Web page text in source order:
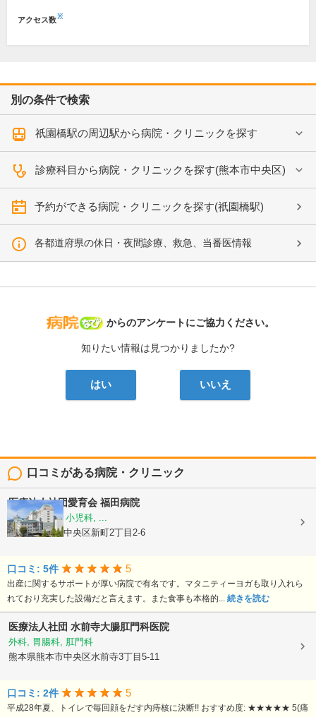
アクセス数※
別の条件で検索
祇園橋駅の周辺駅から病院・クリニックを探す
診療科目から病院・クリニックを探す(熊本市中央区)
予約ができる病院・クリニックを探す(祇園橋駅)
各都道府県の休日・夜間診療、救急、当番医情報
病院なび
からのアンケートにご協力ください。
知りたい情報は見つかりましたか?
はい いいえ
口コミがある病院・クリニック
医療法人社団愛育会 福田病院
産科, 婦人科, 小児科, ...
熊本県熊本市中央区新町2丁目2-6
口コミ: 5件 5
出産に関するサポートが厚い病院で有名です。マタニティーヨガも取り入れら
れており充実した設備だと言えます。また食事も本格的... 続きを読む
医療法人社団 水前寺大腸肛門科医院
外科, 胃腸科, 肛門科
熊本県熊本市中央区水前寺3丁目5-11
口コミ: 2件 5
平成28年夏、トイレで毎回顔をだす内痔核に決断!! おすすめ度: ★★★★★ 5(痛